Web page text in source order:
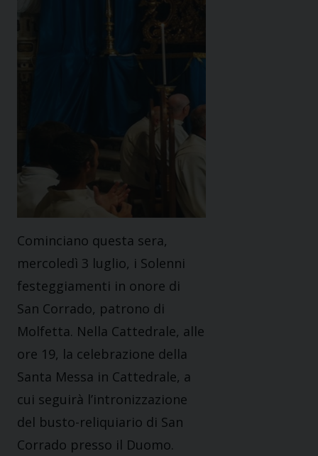
Cominciano questa sera,
mercoledì 3 luglio, i Solenni
festeggiamenti in onore di
San Corrado, patrono di
Molfetta. Nella Cattedrale, alle
ore 19, la celebrazione della
Santa Messa in Cattedrale, a
cui seguirà l’intronizzazione
del busto-reliquiario di San
Corrado presso il Duomo.